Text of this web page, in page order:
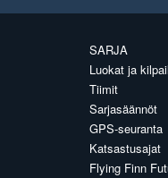
SARJA
Luokat ja
Tiimit
Sarjasäännöt
GPS-seuranta
Katsastusajat
Flying Finn